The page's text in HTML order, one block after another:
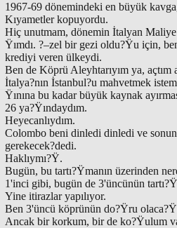
1967-69 dönemindeki en büyük
Kıyametler kopuyordu.
Hiç unutmam, dönemin İtalyan Maliye
Ÿımdı. ?–zel bir gezi oldu?Ÿu için,
krediyi veren ülkeydi.
Ben de Köprü Aleyhtarıyım ya, açtım
İtalya?nın İstanbul?u mahvetmek
Ÿınına bu kadar büyük kaynak
26 ya?Ÿındaydım.
Heyecanlıydım.
Colombo beni dinledi dinledi ve
gerekecek?dedi.
Haklıymı?Ÿ.
Bugün, bu tartı?Ÿmanın üzerinden
1'inci gibi, bugün de 3'üncünün
Yine itirazlar yapılıyor.
Ben 3'üncü köprünün do?Ÿru
Ancak bir korkum, bir de ko?Ÿulum